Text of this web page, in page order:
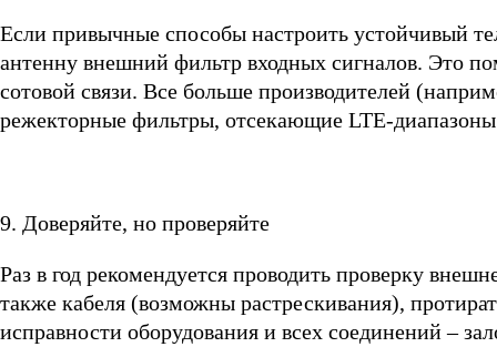
Если привычные способы настроить устойчивый
антенну внешний фильтр входных сигналов. Это
сотовой связи. Все больше производителей
режекторные фильтры, отсекающие LTE-
9. Доверяйте, но проверяйте
Раз в год рекомендуется проводить проверку
также кабеля (возможны растрескивания),
исправности оборудования и всех соединений –